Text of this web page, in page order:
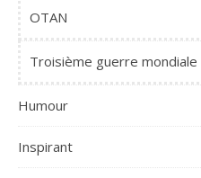
OTAN
Troisième guerre mondiale
Humour
Inspirant